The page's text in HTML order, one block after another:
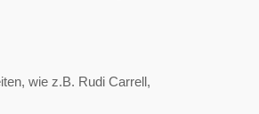
wie z.B. Rudi Carrell,